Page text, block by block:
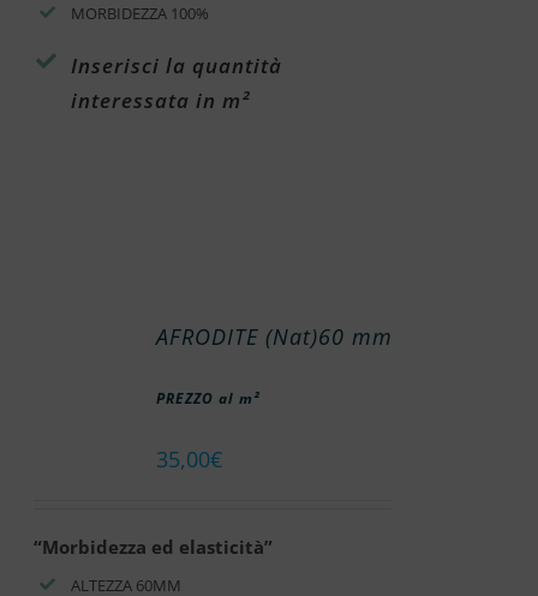
MORBIDEZZA 100%
Inserisci la quantità
interessata in m²
AFRODITE (Nat)60 mm
PREZZO al m²
35,00€
“Morbidezza ed elasticità”
ALTEZZA 60MM